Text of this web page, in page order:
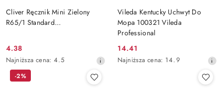
Cliver Ręcznik Mini Zielony
R65/1 Standard...
Cena
promocyjna:
4.38
Najniższa
cena
Najniższa cena: 4.5
Vileda Kentucky Uchwyt Do
Mopa 100321 Vileda
Professional
Cena
promocyjna:
14.41
Najniższa
Najniższa cena: 14.9
-2%